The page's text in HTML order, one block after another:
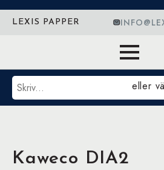
LEXIS PAPPER
Sök eller
Kaweco DIA2